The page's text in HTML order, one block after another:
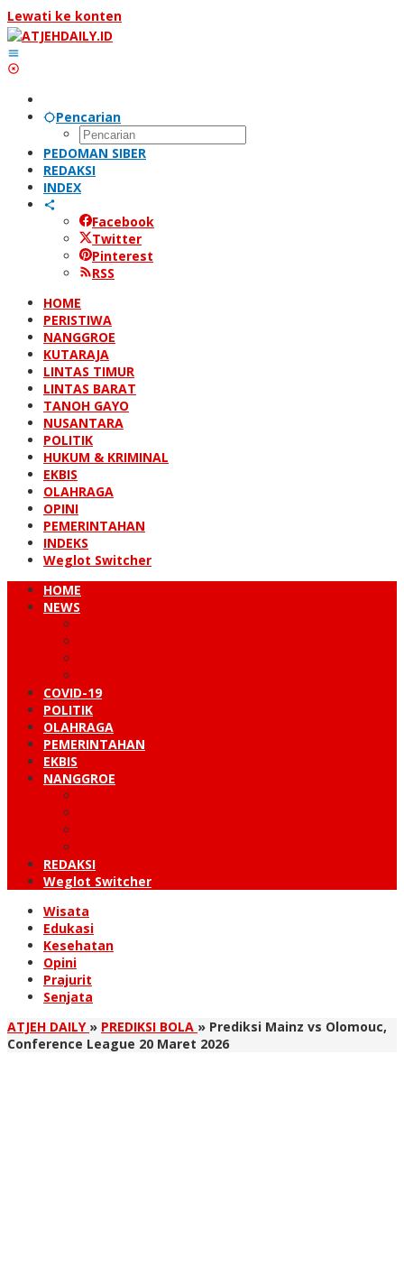
Lewati ke konten
Pencarian
PEDOMAN SIBER
REDAKSI
INDEX
Facebook
Twitter
Pinterest
RSS
HOME
PERISTIWA
NANGGROE
KUTARAJA
LINTAS TIMUR
LINTAS BARAT
TANOH GAYO
NUSANTARA
POLITIK
HUKUM & KRIMINAL
EKBIS
OLAHRAGA
OPINI
PEMERINTAHAN
INDEKS
Weglot Switcher
HOME
NEWS
COVID-19
POLITIK
OLAHRAGA
PEMERINTAHAN
EKBIS
NANGGROE
REDAKSI
Weglot Switcher
Wisata
Edukasi
Kesehatan
Opini
Prajurit
Senjata
ATJEH DAILY » PREDIKSI BOLA » Prediksi Mainz vs Olomouc,
Conference League 20 Maret 2026